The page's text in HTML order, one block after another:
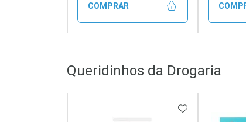
COMPRAR
Laboratório
Por Menos Por
Queridinhos da Drogaria
ADICIONAR